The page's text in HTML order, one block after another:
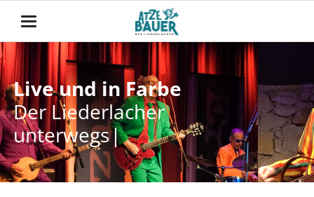
Live und in Farbe
Live und in Farbe
Der Liederlacher
unterwegs
Der Liederlacher
unterwegs